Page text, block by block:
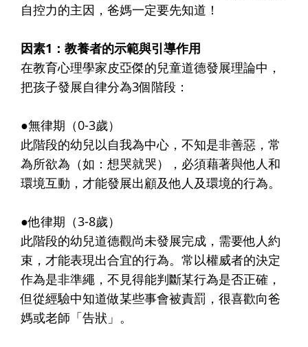
自控力的主因，爸媽一定要先知道！
因素1：教養者的示範與引導作用
在教育心理學家皮亞傑的兒童道德發展理論中，
把孩子發展自律分為3個階段：
●無律期（0-3歲）
此階段的幼兒以自我為中心，不知是非善惡，常
為所欲為（如：想哭就哭），必須藉著與他人和
環境互動，才能發展出顧及他人及環境的行為。
●他律期（3-8歲）
此階段的幼兒道德觀尚未發展完成，需要他人約
束，才能表現出合宜的行為。常以權威者的決定
作為是非準繩，不見得能判斷某行為是否正確，
但從經驗中知道做某些事會被責罰，很喜歡向爸
媽或老師「告狀」。